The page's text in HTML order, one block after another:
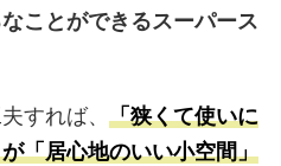
ことができるスーパース
すれば、 「狭くて使いに
「居心地のいい小空間」